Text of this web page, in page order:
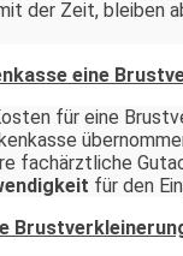
der Zeit, bleiben
eine
für eine
fachärztliche
für den